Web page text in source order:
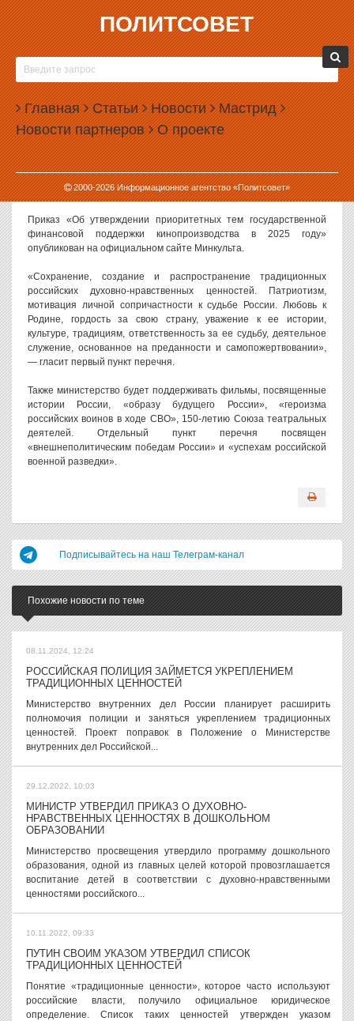
ПОЛИТСОВЕТ
Главная Статьи Новости Мастрид
Новости партнеров О проекте
2000-2026Информационное агентство «Политсовет»
27.12.2024, 09:37
ПРИОРИТЕТНЫМИ ТЕМАМИ ДЛЯ
ГОСПОДДЕРЖКИ КИНО СТАЛИ ПАТРИОТИЗМ,
ТРАДИЦИОННЫЕ ЦЕННОСТИ И УСПЕХИ
РАЗВЕДКИ
Министерство культуры РФ утвердило список приоритетных тем
для государственной поддержки кино. На первом месте идут
темы, связанные с патриотизмом и традиционными духовно-
нравственными ценностями.
Приказ «Об утверждении приоритетных тем государственной
финансовой поддержки кинопроизводства в 2025 году»
опубликован на официальном сайте Минкульта.
«Сохранение, создание и распространение традиционных
российских духовно-нравственных ценностей. Патриотизм,
мотивация личной сопричастности к судьбе России. Любовь к
Родине, гордость за свою страну, уважение к ее истории,
культуре, традициям, ответственность за ее судьбу, деятельное
служение, основанное на преданности и самопожертвовании»,
— гласит первый пункт перечня.
Также министерство будет поддерживать фильмы, посвященные
истории России, «образу будущего России», «героизма
российских воинов в ходе СВО», 150-летию Союза театральных
деятелей. Отдельный пункт перечня посвящен
«внешнеполитическим победам России» и «успехам российской
военной разведки».
Подписывайтесь на наш Телеграм-канал
Похожие новости по теме
08.11.2024, 12:24
РОССИЙСКАЯ ПОЛИЦИЯ ЗАЙМЕТСЯ УКРЕПЛЕНИЕМ
ТРАДИЦИОННЫХ ЦЕННОСТЕЙ
Министерство внутренних дел России планирует расширить
полномочия полиции и заняться укреплением традиционных
ценностей. Проект поправок в Положение о Министерстве
внутренних дел Российской...
29.12.2022, 10:03
МИНИСТР УТВЕРДИЛ ПРИКАЗ О ДУХОВНО-
НРАВСТВЕННЫХ ЦЕННОСТЯХ В ДОШКОЛЬНОМ
ОБРАЗОВАНИИ
Министерство просвещения утвердило программу дошкольного
образования, одной из главных целей которой провозглашается
воспитание детей в соответствии с духовно-нравственными
ценностями российского...
10.11.2022, 09:33
ПУТИН СВОИМ УКАЗОМ УТВЕРДИЛ СПИСОК
ТРАДИЦИОННЫХ ЦЕННОСТЕЙ
Понятие «традиционные ценности», которое часто используют
российские власти, получило официальное юридическое
определение. Список таких ценностей утвержден указом